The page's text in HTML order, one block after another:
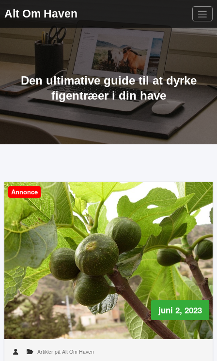
Alt Om Haven
Den ultimative guide til at dyrke
figentræer i din have
Annonce
juni 2, 2023
Artikler på Alt Om Haven